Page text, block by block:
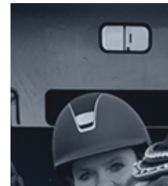
Hengstvorbereitung
Schau